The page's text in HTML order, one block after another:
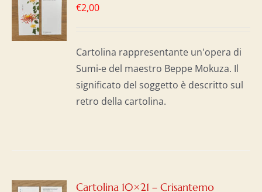
€2,00
Cartolina rappresentante un'opera di
Sumi-e del maestro Beppe Mokuza. Il
significato del soggetto è descritto sul
retro della cartolina.
Cartolina 10×21 – Crisantemo